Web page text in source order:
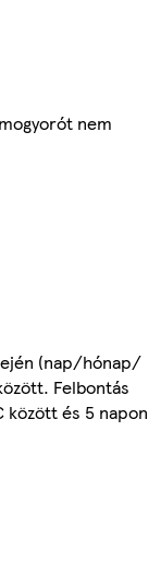
nem
(nap/hónap/
Felbontás
között és 5 napon